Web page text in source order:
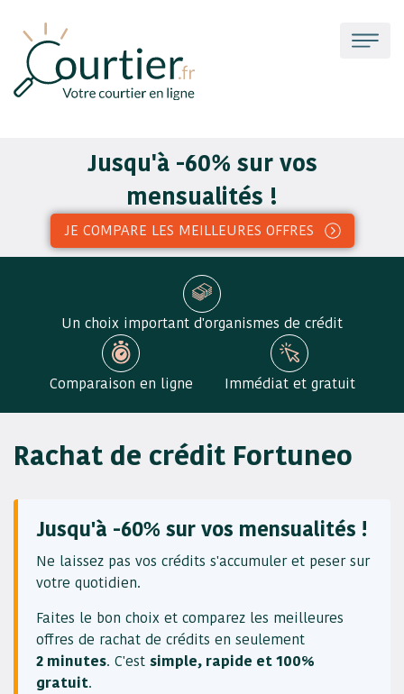
Jusqu'à -60% sur vos
mensualités !
JE COMPARE LES MEILLEURES OFFRES
Un choix important d'organismes de crédit
Comparaison en ligne Immédiat et gratuit
Rachat de crédit Fortuneo
Jusqu'à -60% sur vos mensualités !
Ne laissez pas vos crédits s'accumuler et peser sur
votre quotidien.
Faites le bon choix et comparez les meilleures
offres de rachat de crédits en seulement
2 minutes. C'est simple, rapide et 100%
gratuit.